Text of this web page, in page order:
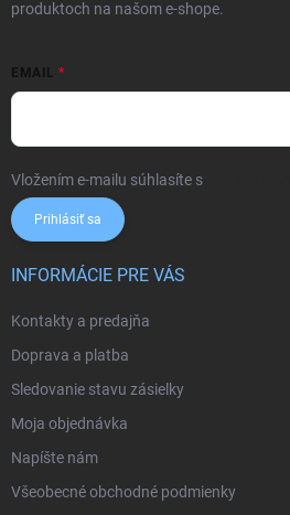
produktoch na našom e-shope.
EMAIL
Vložením e-mailu súhlasíte s
Prihlásiť sa
INFORMÁCIE PRE VÁS
Kontakty a predajňa
Doprava a platba
Sledovanie stavu zásielky
Moja objednávka
Napíšte nám
Všeobecné obchodné podmienky